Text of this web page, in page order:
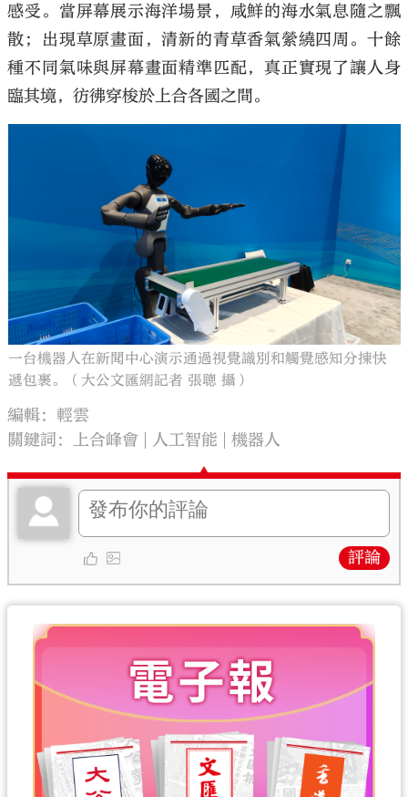
感受。當屏幕展示海洋場景，咸鮮的海水氣息隨之飄
散；出現草原畫面，清新的青草香氣縈繞四周。十餘
種不同氣味與屏幕畫面精準匹配，真正實現了讓人身
臨其境，彷彿穿梭於上合各國之間。
一台機器人在新聞中心演示通過視覺識別和觸覺感知分揀快
遞包裹。（大公文匯網記者 張聰 攝）
編輯：輕雲
關鍵詞：
上合峰會 人工智能 機器人
評論